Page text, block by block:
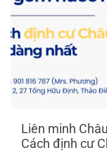
Liên minh
Cách định cư